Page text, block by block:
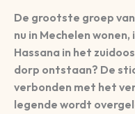
De grootste groep
nu in Mechelen
Hassana in het
dorp ontstaan? De
verbonden met het
legende wordt